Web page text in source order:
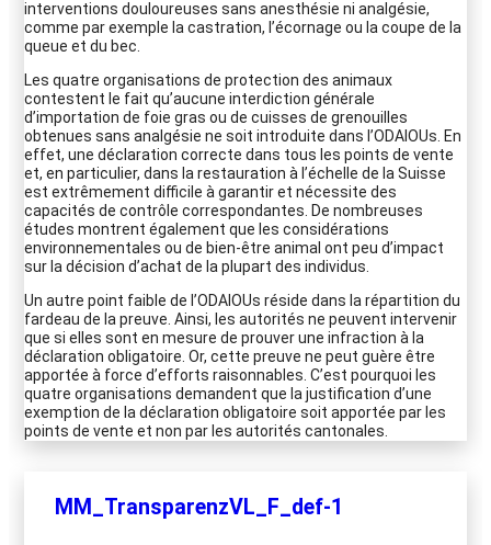
interventions douloureuses sans anesthésie ni analgésie,
comme par exemple la castration, l’écornage ou la coupe de la
queue et du bec.
Les quatre organisations de protection des animaux
contestent le fait qu’aucune interdiction générale
d’importation de foie gras ou de cuisses de grenouilles
obtenues sans analgésie ne soit introduite dans l’ODAIOUs. En
effet, une déclaration correcte dans tous les points de vente
et, en particulier, dans la restauration à l’échelle de la Suisse
est extrêmement difficile à garantir et nécessite des
capacités de contrôle correspondantes. De nombreuses
études montrent également que les considérations
environnementales ou de bien-être animal ont peu d’impact
sur la décision d’achat de la plupart des individus.
Un autre point faible de l’ODAlOUs réside dans la répartition du
fardeau de la preuve. Ainsi, les autorités ne peuvent intervenir
que si elles sont en mesure de prouver une infraction à la
déclaration obligatoire. Or, cette preuve ne peut guère être
apportée à force d’efforts raisonnables. C’est pourquoi les
quatre organisations demandent que la justification d’une
exemption de la déclaration obligatoire soit apportée par les
points de vente et non par les autorités cantonales.
MM_TransparenzVL_F_def-1